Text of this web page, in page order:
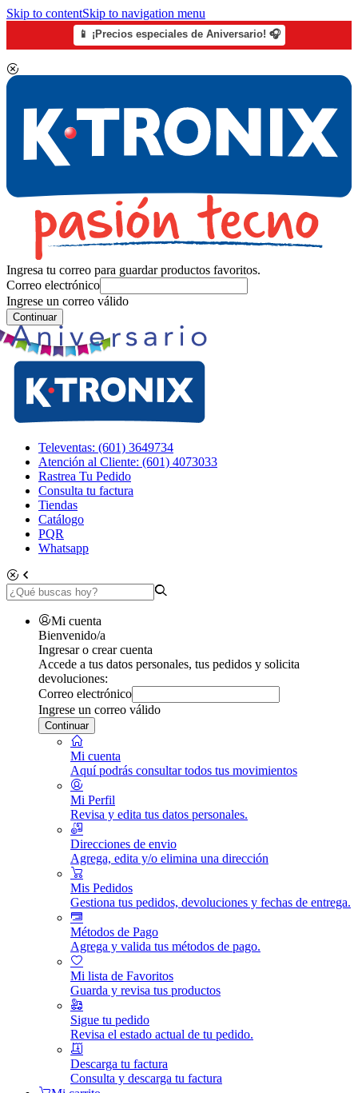
Skip to contentSkip to navigation menu
📱 ¡Precios especiales de Aniversario! 🎧
Ingresa tu correo para guardar productos favoritos.
Correo electrónico
Ingrese un correo válido
Continuar
Televentas: (601) 3649734
Atención al Cliente: (601) 4073033
Rastrea Tu Pedido
Consulta tu factura
Tiendas
Catálogo
PQR
Whatsapp
Mi cuenta
Bienvenido/a
Ingresar o crear cuenta
Accede a tus datos personales, tus pedidos y solicita
devoluciones:
Correo electrónico
Ingrese un correo válido
Continuar
Mi cuenta
Aquí podrás consultar todos tus movimientos
Mi Perfil
Revisa y edita tus datos personales.
Direcciones de envio
Agrega, edita y/o elimina una dirección
Mis Pedidos
Gestiona tus pedidos, devoluciones y fechas de entrega.
Métodos de Pago
Agrega y valida tus métodos de pago.
Mi lista de Favoritos
Guarda y revisa tus productos
Sigue tu pedido
Revisa el estado actual de tu pedido.
Descarga tu factura
Consulta y descarga tu factura